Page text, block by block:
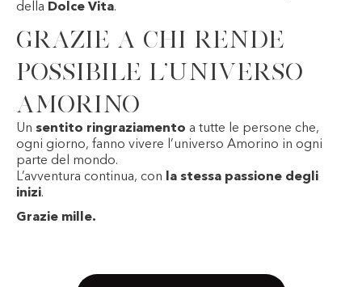
della Dolce Vita.
Grazie a chi rende
possibile l’universo
Amorino
Un sentito ringraziamento a tutte le persone che,
ogni giorno, fanno vivere l’universo Amorino in ogni
parte del mondo.
L’avventura continua, con la stessa passione degli
inizi.
Grazie mille.